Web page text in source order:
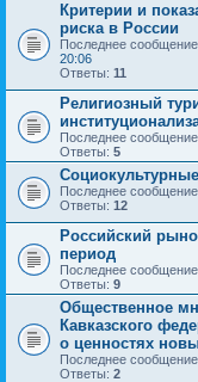
Критерии и
риска в России
Последнее сообщение
20:06
Ответы: 11
Религиозный
Последнее сообщение
Ответы: 5
Последнее сообщение
Ответы: 12
Российский
период
Последнее сообщение
Ответы: 9
Общественное
Кавказского
о ценностях
Последнее сообщение
Ответы: 2